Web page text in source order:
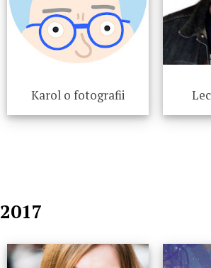
Karol o fotografii
2017